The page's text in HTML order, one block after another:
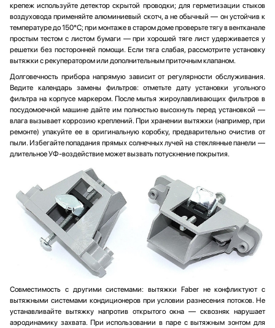
крепеж используйте детектор скрытой проводки; для герметизации стыков
воздуховода применяйте алюминиевый скотч, а не обычный — он устойчив к
температуре до 150°C; при монтаже в старом доме проверьте тягу в вентканале
простым тестом с листом бумаги — при хорошей тяге лист удерживается у
решетки без посторонней помощи. Если тяга слабая, рассмотрите установку
вытяжки с рекуператором или дополнительным приточным клапаном.
Долговечность прибора напрямую зависит от регулярности обслуживания.
Ведите календарь замены фильтров: отметьте дату установки угольного
фильтра на корпусе маркером. После мытья жироулавливающих фильтров в
посудомоечной машине дайте им полностью высохнуть перед установкой —
влага вызывает коррозию креплений. При хранении вытяжки (например, при
ремонте) упакуйте ее в оригинальную коробку, предварительно очистив от
пыли. Избегайте попадания прямых солнечных лучей на стеклянные панели —
длительное УФ-воздействие может вызвать потускнение покрытия.
Совместимость с другими системами: вытяжки Faber не конфликтуют с
вытяжными системами кондиционеров при условии разнесения потоков. Не
устанавливайте вытяжку напротив открытого окна — сквозняк нарушает
аэродинамику захвата. При использовании в паре с вытяжным зонтом для